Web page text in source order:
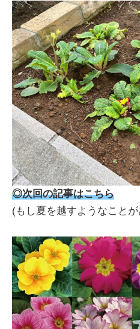
◎次回の記事はこちら
(もし夏を越すようなこと